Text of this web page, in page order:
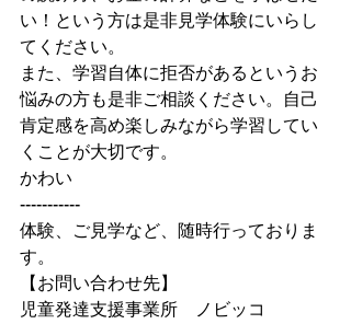
い！という方は是非見学体験にいらし
てください。
また、学習自体に拒否があるというお
悩みの方も是非ご相談ください。自己
肯定感を高め楽しみながら学習してい
くことが大切です。
かわい
-----------
体験、ご見学など、随時行っておりま
す。
【お問い合わせ先】
児童発達支援事業所　ノビッコ